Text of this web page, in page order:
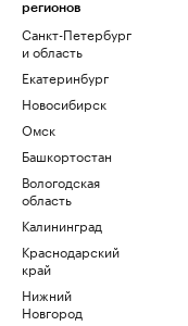
регионов
Санкт-Петербург
и область
Екатеринбург
Новосибирск
Омск
Башкортостан
Вологодская
область
Калининград
Краснодарский
край
Нижний
Новгород